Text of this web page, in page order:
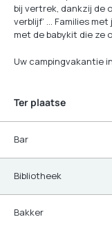
bij vertrek, dankzij de
verblijf’ … Families
met de babykit die ze
Uw campingvakantie
Ter plaatse
Bar
Bibliotheek
Bakker